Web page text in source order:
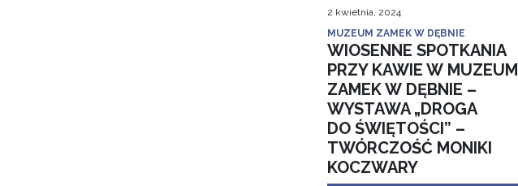
2 kwietnia, 2024
MUZEUM ZAMEK W DĘBNIE
WIOSENNE SPOTKANIA
PRZY KAWIE W MUZEUM
ZAMEK W DĘBNIE –
WYSTAWA „DROGA
DO ŚWIĘTOŚCI” –
TWÓRCZOŚĆ MONIKI
KOCZWARY